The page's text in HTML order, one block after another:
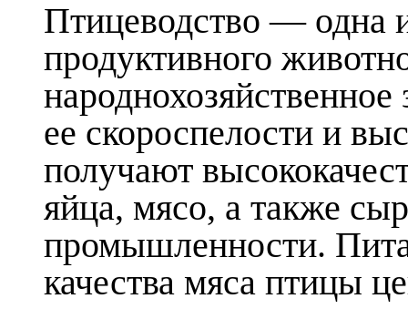
Птицеводство — одна
продуктивного
ее скороспелости и
получают
яйца, мясо, а также
промышленности.
качества мяса птицы